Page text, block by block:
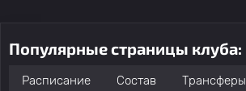
Популярные страницы клуба:
Расписание Состав Трансферы